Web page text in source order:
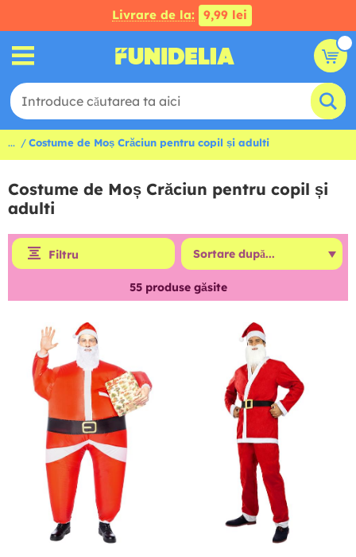
Livrare de la: 9,99 lei
... Costume de Moș Crăciun pentru copil și adulti
Costume de Moș Crăciun pentru copil și
adulti
Filtru
55produse găsite